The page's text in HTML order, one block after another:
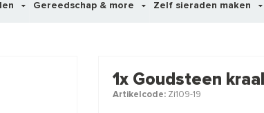
Gereedschap & more Zelf sieraden maken
ook interessant voor je?
1x Goudsteen
Artikelcode:Zi109-19